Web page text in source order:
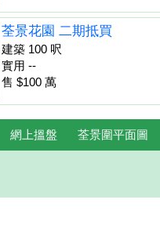
荃景花園 二期抵買
建築 100 呎
實用 --
售 $100 萬
網上搵盤 荃景圍平面圖